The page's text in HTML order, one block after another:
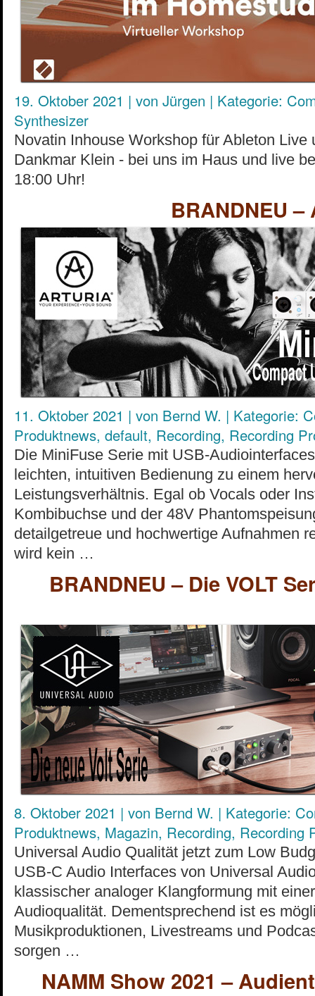
19. Oktober 2021 | von Jürgen | Kategorie:
Synthesizer
Novatin Inhouse Workshop für Ableton Live
Dankmar Klein - bei uns im Haus und live
18:00 Uhr!
BRANDNEU
11. Oktober 2021 | von Bernd W. | Kategorie:
Produktnews, default, Recording, Recording
Die MiniFuse Serie mit USB-
leichten, intuitiven Bedienung zu einem
Leistungsverhältnis. Egal ob Vocals oder
Kombibuchse und der 48V
detailgetreue und hochwertige Aufnahmen
wird kein …
BRANDNEU – Die VOLT
8. Oktober 2021 | von Bernd W. | Kategorie:
Produktnews, Magazin, Recording, Recording
Universal Audio Qualität jetzt zum Low
USB-C Audio Interfaces von Universal
klassischer analoger Klangformung mit
Audioqualität. Dementsprechend ist es
Musikproduktionen, Livestreams und
sorgen …
NAMM Show 2021 –